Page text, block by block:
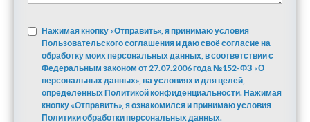
Нажимая кнопку «Отправить», я принимаю условия
Пользовательского соглашения и даю своё согласие на
обработку моих персональных данных, в соответствии с
Федеральным законом от 27.07.2006 года №152-ФЗ «О
персональных данных», на условиях и для целей,
определенных Политикой конфиденциальности. Нажимая
кнопку «Отправить», я ознакомился и принимаю условия
Политики обработки персональных данных.